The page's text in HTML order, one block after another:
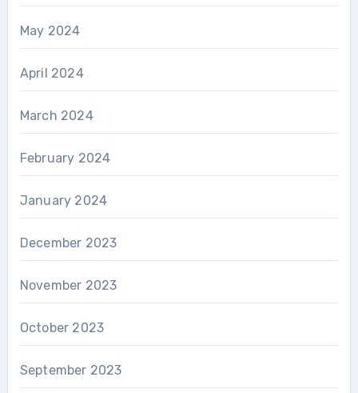
May 2024
April 2024
March 2024
February 2024
January 2024
December 2023
November 2023
October 2023
September 2023